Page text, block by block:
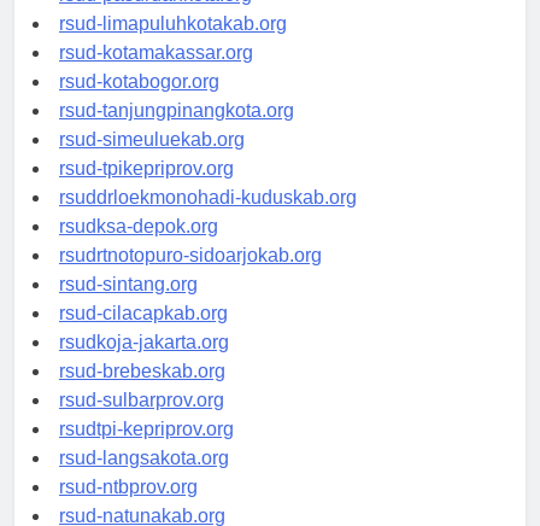
rsud-pasuruankota.org
rsud-limapuluhkotakab.org
rsud-kotamakassar.org
rsud-kotabogor.org
rsud-tanjungpinangkota.org
rsud-simeuluekab.org
rsud-tpikepriprov.org
rsuddrloekmonohadi-kuduskab.org
rsudksa-depok.org
rsudrtnotopuro-sidoarjokab.org
rsud-sintang.org
rsud-cilacapkab.org
rsudkoja-jakarta.org
rsud-brebeskab.org
rsud-sulbarprov.org
rsudtpi-kepriprov.org
rsud-langsakota.org
rsud-ntbprov.org